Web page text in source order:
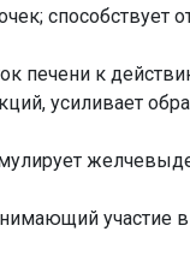
способствует
печени к
усиливает
участие в